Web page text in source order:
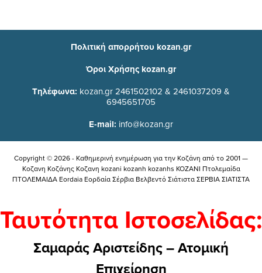
Πολιτική απορρήτου kozan.gr
Όροι Χρήσης kozan.gr
Τηλέφωνα: kozan.gr 2461502102 & 2461037209 &
6945651705
E-mail: info@kozan.gr
Copyright © 2026 - Καθημερινή ενημέρωση για την Kοζάνη από το 2001 —
Κοζανη Κοζάνης Κοζανη kozani kozanh kozanhs KOZANI Πτολεμαίδα
ΠΤΟΛΕΜΑΙΔΑ Eordaia Εορδαία Σέρβια Βελβεντό Σιάτιστα ΣΕΡΒΙΑ ΣΙΑΤΙΣΤΑ
Ταυτότητα Ιστοσελίδας:
Σαμαράς Αριστείδης – Ατομική
Επιχείρηση